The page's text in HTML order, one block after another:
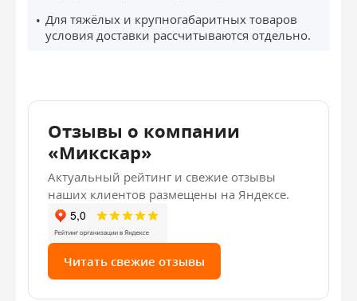
Для тяжёлых и крупногабаритных товаров
условия доставки рассчитываются отдельно.
Отзывы о компании
«Микскар»
Актуальный рейтинг и свежие отзывы
наших клиентов размещены на Яндексе.
Читать свежие отзывы